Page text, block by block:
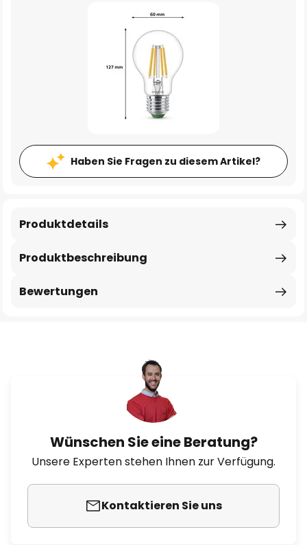
Haben Sie Fragen zu diesem Artikel?
Produktbeschreibung
Produktdetails
Bewertungen
Wünschen Sie eine Beratung?
Unsere Experten stehen Ihnen zur Verfügung.
Kontaktieren Sie uns